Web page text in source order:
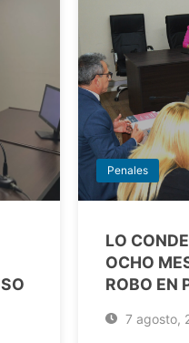
Penales
LO
OCHO
ROBO EN
7 agosto,